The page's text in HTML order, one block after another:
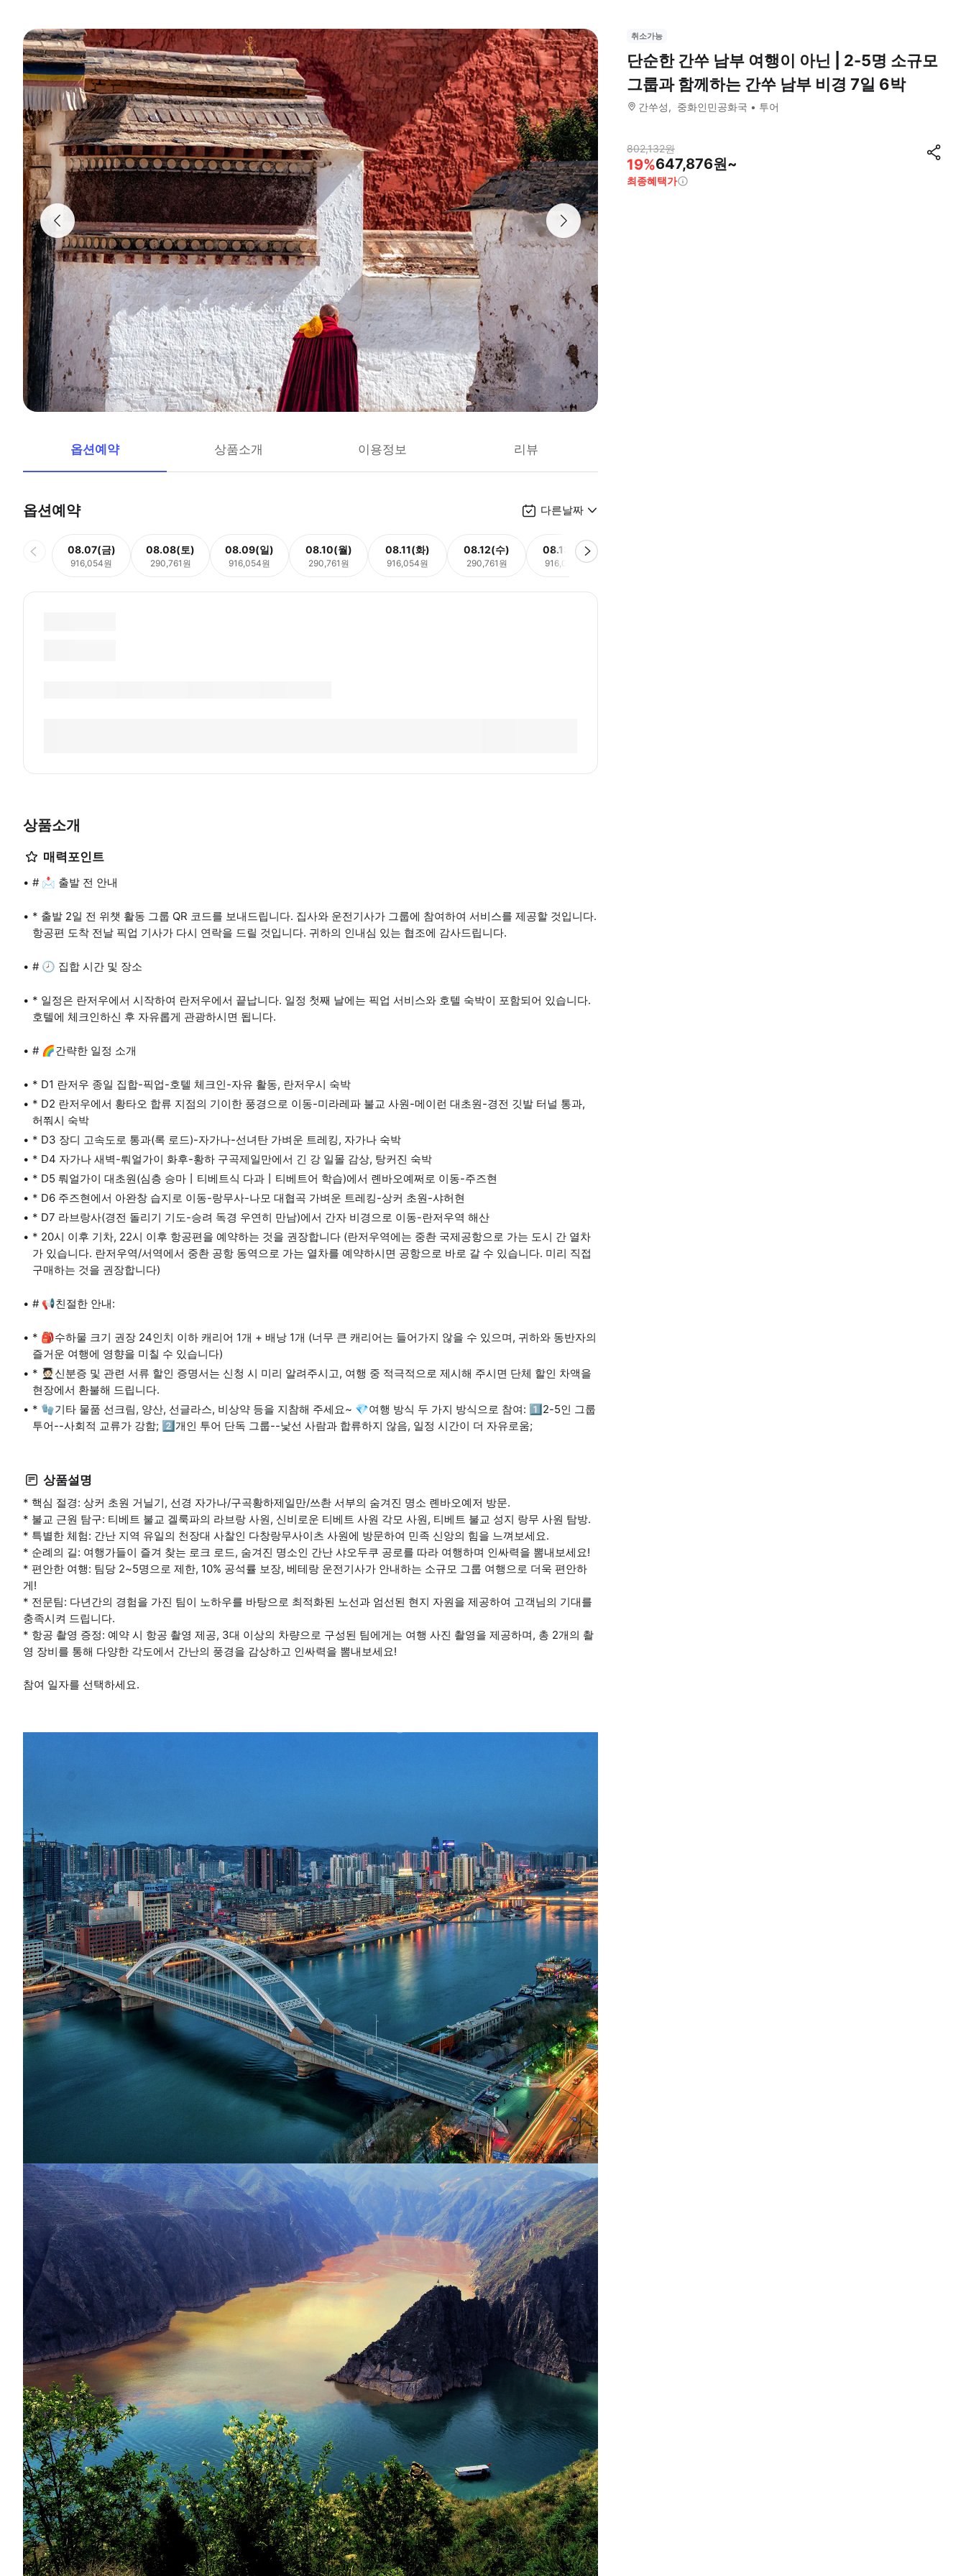
옵션예약 상품소개 이용정보 리뷰
옵션예약 다른날짜
08.07(금)
916,054원
08.08(토)
290,761원
08.09(일)
916,054원
08.10(월)
290,761원
08.11(화)
916,054원
08.12(수)
290,761원
08.13(목)
916,054원
상품소개
매력포인트
# 📩 출발 전 안내
* 출발 2일 전 위챗 활동 그룹 QR 코드를 보내드립니다. 집사와 운전기사가 그룹에 참여하여 서비스를 제공할 것입니다.
항공편 도착 전날 픽업 기사가 다시 연락을 드릴 것입니다. 귀하의 인내심 있는 협조에 감사드립니다.
# 🕗 집합 시간 및 장소
* 일정은 란저우에서 시작하여 란저우에서 끝납니다. 일정 첫째 날에는 픽업 서비스와 호텔 숙박이 포함되어 있습니다.
호텔에 체크인하신 후 자유롭게 관광하시면 됩니다.
# 🌈간략한 일정 소개
* D1 란저우 종일 집합-픽업-호텔 체크인-자유 활동, 란저우시 숙박
* D2 란저우에서 황타오 합류 지점의 기이한 풍경으로 이동-미라레파 불교 사원-메이런 대초원-경전 깃발 터널 통과,
허쭤시 숙박
* D3 장디 고속도로 통과(록 로드)-자가나-선녀탄 가벼운 트레킹, 자가나 숙박
* D4 자가나 새벽-뤄얼가이 화후-황하 구곡제일만에서 긴 강 일몰 감상, 탕커진 숙박
* D5 뤄얼가이 대초원(심층 승마丨티베트식 다과丨티베트어 학습)에서 롄바오예쩌로 이동-주즈현
* D6 주즈현에서 아완창 습지로 이동-랑무사-나모 대협곡 가벼운 트레킹-상커 초원-샤허현
* D7 라브랑사(경전 돌리기 기도-승려 독경 우연히 만남)에서 간자 비경으로 이동-란저우역 해산
* 20시 이후 기차, 22시 이후 항공편을 예약하는 것을 권장합니다 (란저우역에는 중촨 국제공항으로 가는 도시 간 열차
가 있습니다. 란저우역/서역에서 중촨 공항 동역으로 가는 열차를 예약하시면 공항으로 바로 갈 수 있습니다. 미리 직접
구매하는 것을 권장합니다)
# 📢친절한 안내:
* 🎒수하물 크기 권장 24인치 이하 캐리어 1개 + 배낭 1개 (너무 큰 캐리어는 들어가지 않을 수 있으며, 귀하와 동반자의
즐거운 여행에 영향을 미칠 수 있습니다)
* 🧑🏻‍🎓신분증 및 관련 서류 할인 증명서는 신청 시 미리 알려주시고, 여행 중 적극적으로 제시해 주시면 단체 할인 차액을
현장에서 환불해 드립니다.
* 🧤기타 물품 선크림, 양산, 선글라스, 비상약 등을 지참해 주세요~ 💎여행 방식 두 가지 방식으로 참여: 1️⃣2-5인 그룹
투어--사회적 교류가 강함; 2️⃣개인 투어 단독 그룹--낯선 사람과 합류하지 않음, 일정 시간이 더 자유로움;
상품설명
* 핵심 절경: 상커 초원 거닐기, 선경 자가나/구곡황하제일만/쓰촨 서부의 숨겨진 명소 롄바오예저 방문.
* 불교 근원 탐구: 티베트 불교 겔룩파의 라브랑 사원, 신비로운 티베트 사원 각모 사원, 티베트 불교 성지 랑무 사원 탐방.
* 특별한 체험: 간난 지역 유일의 천장대 사찰인 다창랑무사이츠 사원에 방문하여 민족 신앙의 힘을 느껴보세요.
* 순례의 길: 여행가들이 즐겨 찾는 로크 로드, 숨겨진 명소인 간난 샤오두쿠 공로를 따라 여행하며 인싸력을 뽐내보세요!
* 편안한 여행: 팀당 2~5명으로 제한, 10% 공석률 보장, 베테랑 운전기사가 안내하는 소규모 그룹 여행으로 더욱 편안하
게!
* 전문팀: 다년간의 경험을 가진 팀이 노하우를 바탕으로 최적화된 노선과 엄선된 현지 자원을 제공하여 고객님의 기대를
충족시켜 드립니다.
* 항공 촬영 증정: 예약 시 항공 촬영 제공, 3대 이상의 차량으로 구성된 팀에게는 여행 사진 촬영을 제공하며, 총 2개의 촬
영 장비를 통해 다양한 각도에서 간난의 풍경을 감상하고 인싸력을 뽐내보세요!
참여 일자를 선택하세요.
취소가능
단순한 간쑤 남부 여행이 아닌 | 2-5명 소규모
그룹과 함께하는 간쑤 남부 비경 7일 6박
간쑤성 중화인민공화국 투어
802,132원
19%647,876원~
최종혜택가